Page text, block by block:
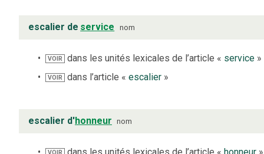
escalier de service nom
VOIR dans les unités lexicales de l’article « service »
VOIR dans l’article «escalier »
escalier d'honneur nom
VOIR